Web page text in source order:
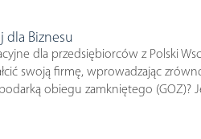
dla Biznesu
dla przedsiębiorców z Polski
swoją firmę, wprowadzając
obiegu zamkniętego (GOZ)?